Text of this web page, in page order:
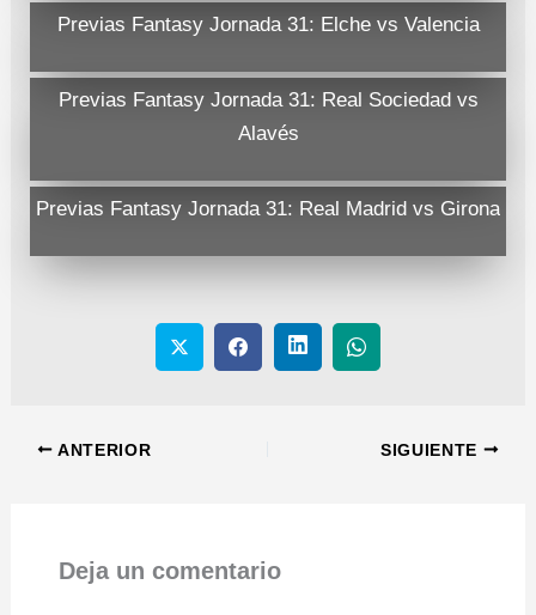
Previas Fantasy Jornada 31: Elche vs Valencia
Previas Fantasy Jornada 31: Real Sociedad vs
Alavés
Previas Fantasy Jornada 31: Real Madrid vs Girona
ANTERIOR SIGUIENTE
Deja un comentario